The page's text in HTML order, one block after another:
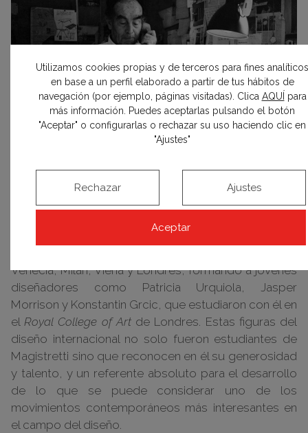
Docente reconocido
diseñador, en la década de los 80 Magistretti inicia
Venecia, Milán, Viena y Londres, formando a jóvenes
diseñadores como Patricia Urquiola, Jasper
Morrison y Konstantin Grcic, que estudiaron con él en
elRoyal College of Artde Londres. Estas figuras del
diseño internacional no solo fueron estudiantes de
Magistretti sino que reconocen en él su generosidad
y talento, y un referente absoluto para el desarrollo
de lo que se puede considerar uno de los
movimientos contemporáneos más interesantes en
el campo del diseño.
Utilizamos cookies propias y de terceros para fines analíticos
en base a un perfil elaborado a partir de tus hábitos de
navegación (por ejemplo, páginas visitadas). Clica AQUÍ para
más información. Puedes aceptarlas pulsando el botón
"Aceptar" o configurarlas o rechazar su uso haciendo clic en
"Ajustes"
Aceptar
Rechazar Ajustes